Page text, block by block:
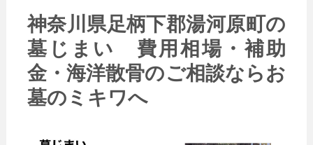
神奈川県足柄下郡湯河原町の
墓じまい 費用相場・補助
金・海洋散骨のご相談ならお
墓のミキワへ